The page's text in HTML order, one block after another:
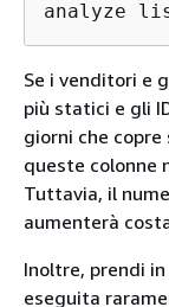
Se i venditori e
più statici e gli
giorni che
queste colonne
Tuttavia, il
aumenterà
Inoltre, prendi
eseguita